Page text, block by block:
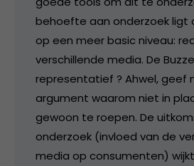
behoefte aan onderzoek ligt
op een meer basic niveau:
verschillende media. De
representatief ? Ahwel, geef
argument waarom niet in
gewoon te roepen. De
onderzoek (invloed van de
media op consumenten)